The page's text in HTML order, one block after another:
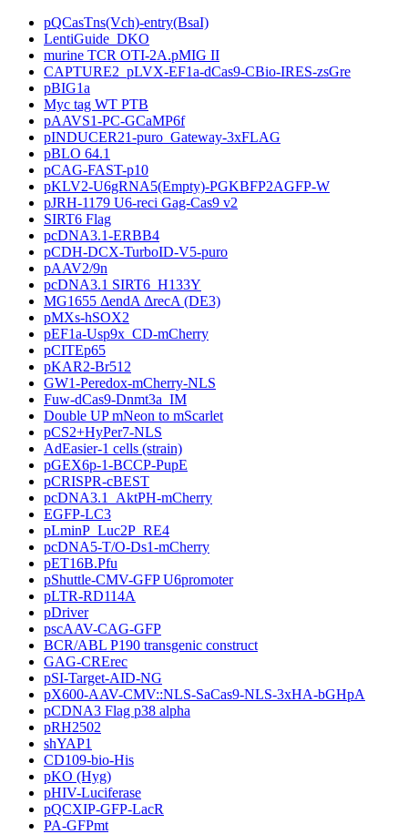
pQCasTns(Vch)-entry(BsaI)
LentiGuide_DKO
murine TCR OTI-2A.pMIG II
CAPTURE2_pLVX-EF1a-dCas9-CBio-IRES-zsGre
pBIG1a
Myc tag WT PTB
pAAVS1-PC-GCaMP6f
pINDUCER21-puro_Gateway-3xFLAG
pBLO 64.1
pCAG-FAST-p10
pKLV2-U6gRNA5(Empty)-PGKBFP2AGFP-W
pJRH-1179 U6-reci Gag-Cas9 v2
SIRT6 Flag
pcDNA3.1-ERBB4
pCDH-DCX-TurboID-V5-puro
pAAV2/9n
pcDNA3.1 SIRT6_H133Y
MG1655 ΔendA ΔrecA (DE3)
pMXs-hSOX2
pEF1a-Usp9x_CD-mCherry
pCITEp65
pKAR2-Br512
GW1-Peredox-mCherry-NLS
Fuw-dCas9-Dnmt3a_IM
Double UP mNeon to mScarlet
pCS2+HyPer7-NLS
AdEasier-1 cells (strain)
pGEX6p-1-BCCP-PupE
pCRISPR-cBEST
pcDNA3.1_AktPH-mCherry
EGFP-LC3
pLminP_Luc2P_RE4
pcDNA5-T/O-Ds1-mCherry
pET16B.Pfu
pShuttle-CMV-GFP U6promoter
pLTR-RD114A
pDriver
pscAAV-CAG-GFP
BCR/ABL P190 transgenic construct
GAG-CRErec
pSI-Target-AID-NG
pX600-AAV-CMV::NLS-SaCas9-NLS-3xHA-bGHpA
pCDNA3 Flag p38 alpha
pRH2502
shYAP1
CD109-bio-His
pKO (Hyg)
pHIV-Luciferase
pQCXIP-GFP-LacR
PA-GFPmt